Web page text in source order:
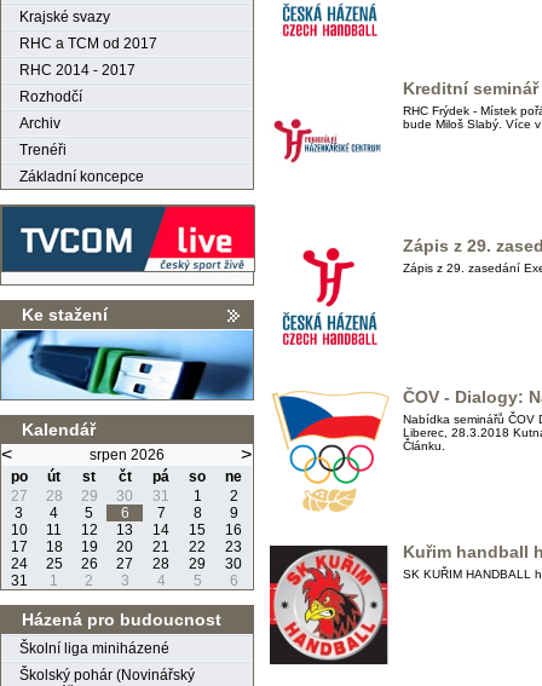
Krajské svazy
RHC a TCM od 2017
RHC 2014 - 2017
Rozhodčí
Archiv
Trenéři
Základní koncepce
Ke stažení
Kalendář
< srpen 2026 >
po út st čt pá so
ne
27
28 29 30 31 1
2
3
4 5 6 7 8
9
10
11 12 13 14 15
16
17
18 19 20 21 22
23
24
25 26 27 28 29
30
31
1 2 3 4 5 6
Házená pro budoucnost
Školní liga miniházené
Školský pohár (Novinářský
Kreditní
RHC Frýdek - Místek
bude Miloš Slabý. Více
Zápis z 29.
Zápis z 29. zasedání
ČOV - Dialogy:
Nabídka seminářů ČOV
Liberec, 28.3.2018
Článku.
Kuřim handball
SK KUŘIM HANDBALL